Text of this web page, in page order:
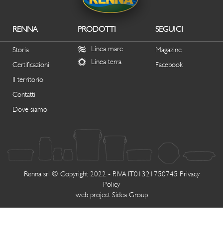
RENNA
Storia
Certificazioni
Il territorio
Contatti
Dove siamo
PRODOTTI
Linea mare
Linea terra
SEGUICI
Magazine
Facebook
Renna srl © Copyright 2022 - P.IVA IT01321750745 Privacy
Policy
web project Sidea Group